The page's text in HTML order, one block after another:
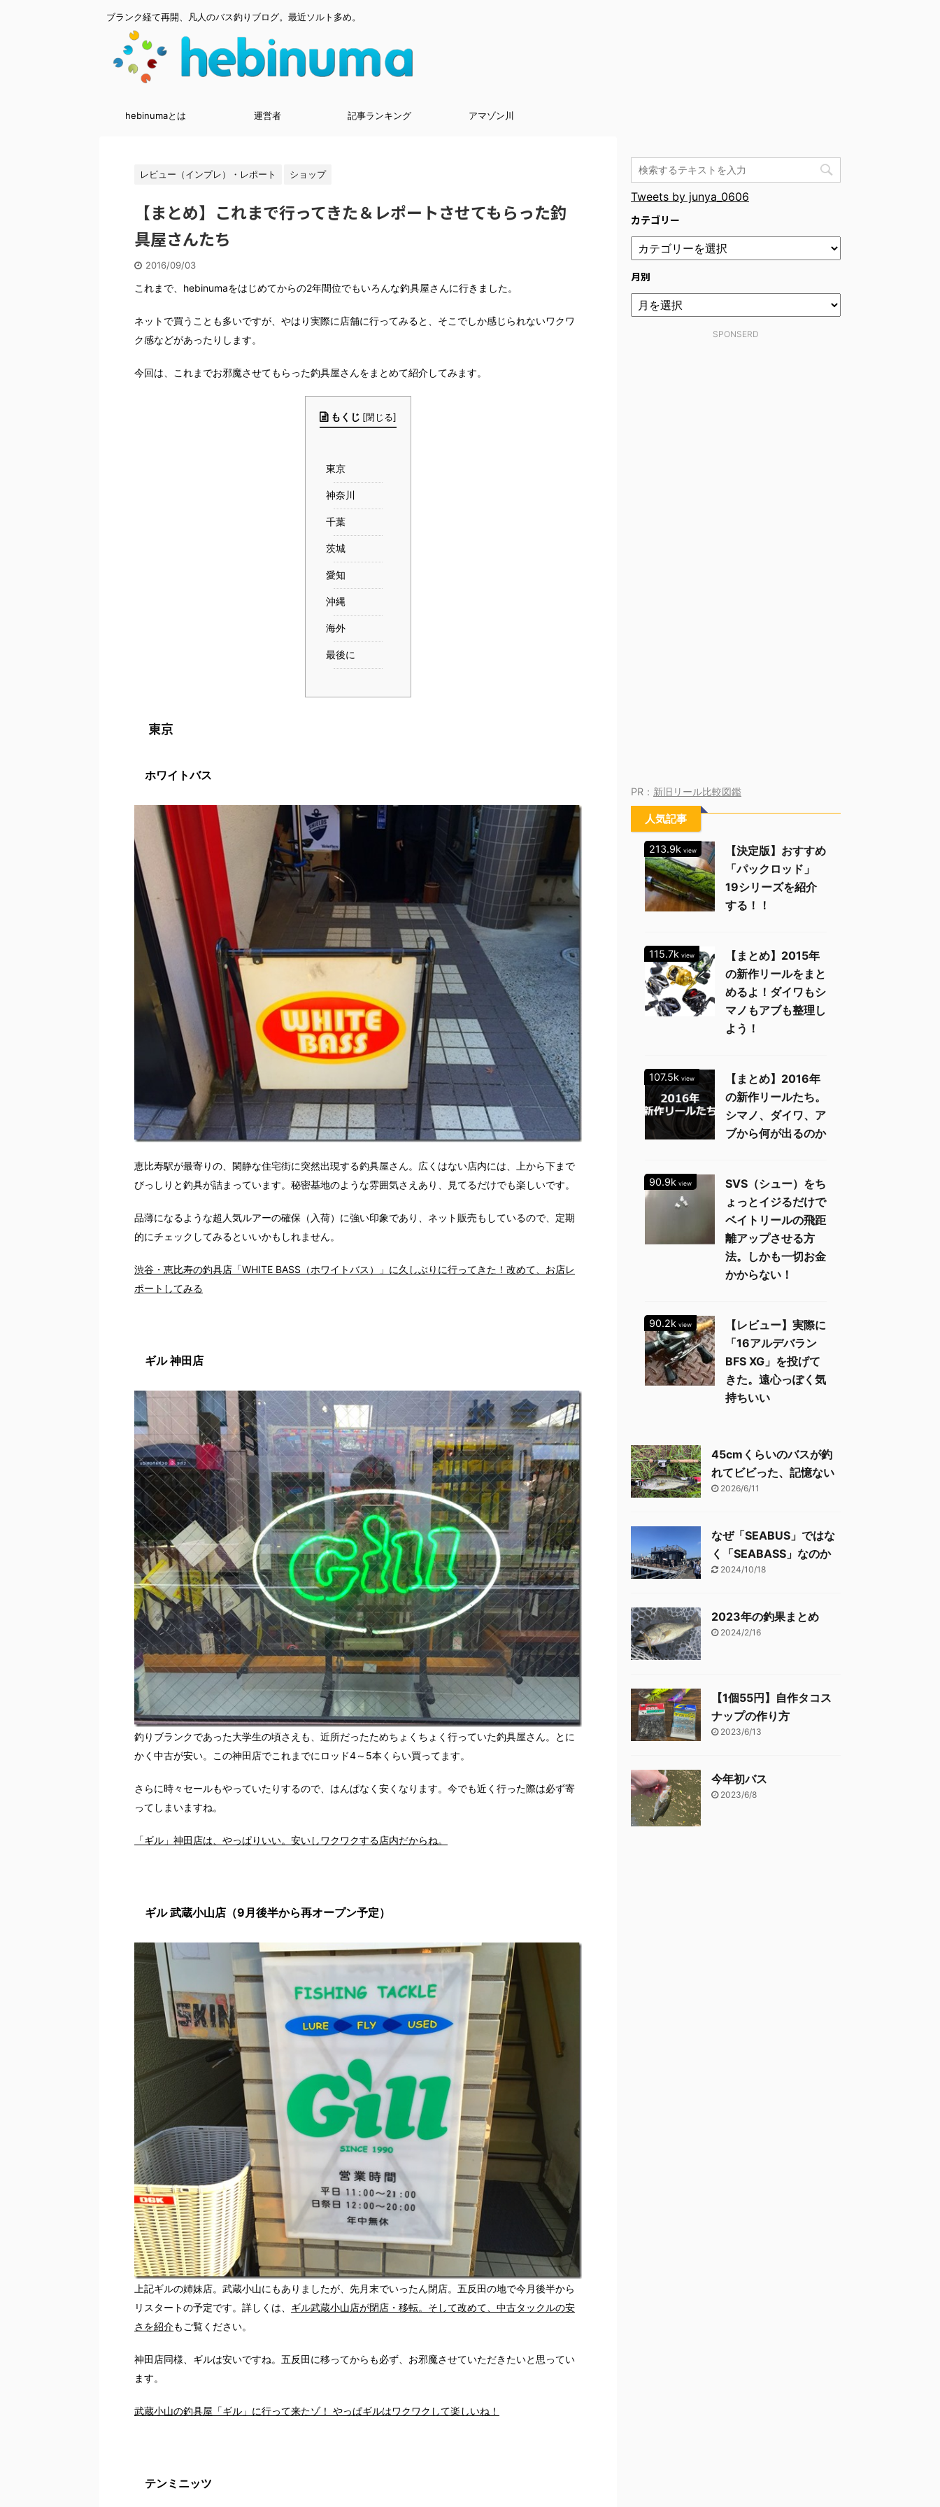
ブランク経て再開、凡人のバス釣りブログ。最近ソルト多め。
hebinumaとは 運営者 記事ランキング アマゾン川
レビュー（インプレ）・レポート ショップ
【まとめ】これまで行ってきた＆レポートさせてもらった釣
具屋さんたち
2016/09/03
これまで、hebinumaをはじめてからの2年間位でもいろんな釣具屋さんに行きました。
ネットで買うことも多いですが、やはり実際に店舗に行ってみると、そこでしか感じられないワクワ
ク感などがあったりします。
今回は、これまでお邪魔させてもらった釣具屋さんをまとめて紹介してみます。
もくじ [閉じる]
東京
神奈川
千葉
茨城
愛知
沖縄
海外
最後に
東京
ホワイトバス
恵比寿駅が最寄りの、閑静な住宅街に突然出現する釣具屋さん。広くはない店内には、上から下まで
びっしりと釣具が詰まっています。秘密基地のような雰囲気さえあり、見てるだけでも楽しいです。
品薄になるような超人気ルアーの確保（入荷）に強い印象であり、ネット販売もしているので、定期
的にチェックしてみるといいかもしれません。
渋谷・恵比寿の釣具店「WHITE BASS（ホワイトバス）」に久しぶりに行ってきた！改めて、お店レ
ポートしてみる
ギル 神田店
釣りブランクであった大学生の頃さえも、近所だったためちょくちょく行っていた釣具屋さん。とに
かく中古が安い。この神田店でこれまでにロッド4～5本くらい買ってます。
さらに時々セールもやっていたりするので、はんぱなく安くなります。今でも近く行った際は必ず寄
ってしまいますね。
「ギル」神田店は、やっぱりいい。安いしワクワクする店内だからね。
ギル 武蔵小山店（9月後半から再オープン予定）
上記ギルの姉妹店。武蔵小山にもありましたが、先月末でいったん閉店。五反田の地で今月後半から
リスタートの予定です。詳しくは、 ギル武蔵小山店が閉店・移転。そして改めて、中古タックルの安
さを紹介もご覧ください。
神田店同様、ギルは安いですね。五反田に移ってからも必ず、お邪魔させていただきたいと思ってい
ます。
武蔵小山の釣具屋「ギル」に行って来たゾ！ やっぱギルはワクワクして楽しいね！
テンミニッツ
Tweets by junya_0606
カテゴリー
月別
SPONSERD
PR： 新旧リール比較図鑑
人気記事
213.9k view
【決定版】おすすめ
「パックロッド」
19シリーズを紹介
する！！
115.7k view
【まとめ】2015年
の新作リールをまと
めるよ！ダイワもシ
マノもアブも整理し
よう！
107.5k view
【まとめ】2016年
の新作リールたち。
シマノ、ダイワ、ア
ブから何が出るのか
90.9k view
SVS（シュー）をち
ょっとイジるだけで
ベイトリールの飛距
離アップさせる方
法。しかも一切お金
かからない！
90.2k view
【レビュー】実際に
「16アルデバラン
BFS XG」を投げて
きた。遠心っぽく気
持ちいい
45cmくらいのバスが釣
れてビビった、記憶ない
2026/6/11
なぜ「SEABUS」ではな
く「SEABASS」なのか
2024/10/18
2023年の釣果まとめ
2024/2/16
【1個55円】自作タコス
ナップの作り方
2023/6/13
今年初バス
2023/6/8